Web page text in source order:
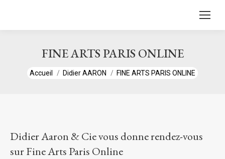
FINE ARTS PARIS ONLINE
Vous êtes ici :
Accueil Didier AARON FINE ARTS PARIS ONLINE
Didier Aaron & Cie vous donne rendez-vous
sur Fine Arts Paris Online